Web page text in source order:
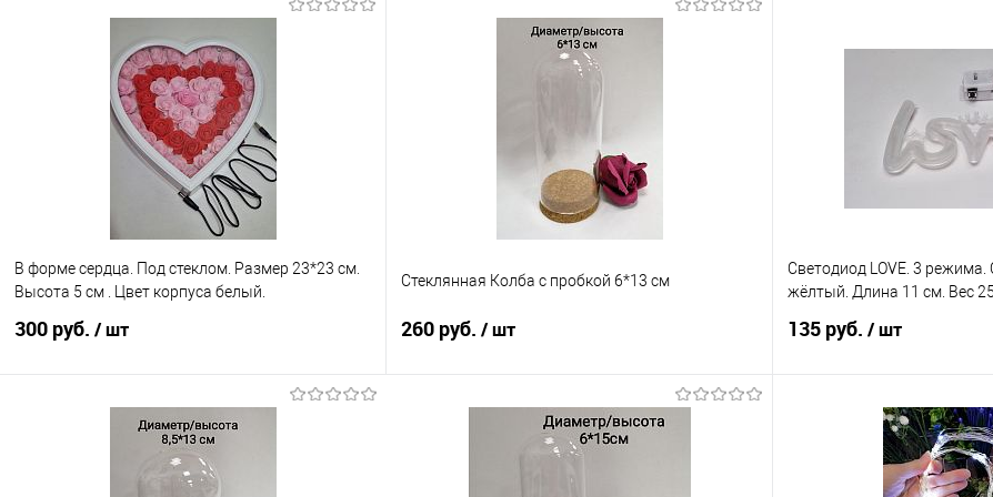
В форме сердца. Под стеклом. Размер 23*23 см.
Высота 5 см . Цвет корпуса белый.
300 руб. / шт
В корзину
Купить в 1 клик
Стеклянная Колба с пробкой 6*13 см
260 руб. / шт
В корзину
Светодиод LOVE. 3 режима.
жёлтый. Длина 11 см. Вес
135 руб. / шт
В
Купить в 1 клик